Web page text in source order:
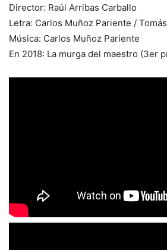
Director: Raúl Arribas Carballo
Letra: Carlos Muñoz Pariente /
Música: Carlos Muñoz Pariente
En 2018: La murga del maestro (3er